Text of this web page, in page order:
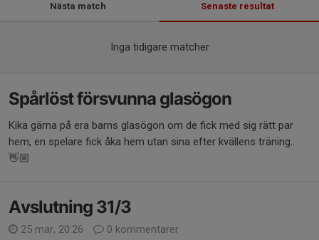
Nästa match Senaste resultat
Inga tidigare matcher
Spårlöst försvunna glasögon
Kika gärna på era barns glasögon om de fick med sig rätt par
hem, en spelare fick åka hem utan sina efter kvällens träning..
👋🏼
Avslutning 31/3
25 mar, 20:26
0 kommentarer